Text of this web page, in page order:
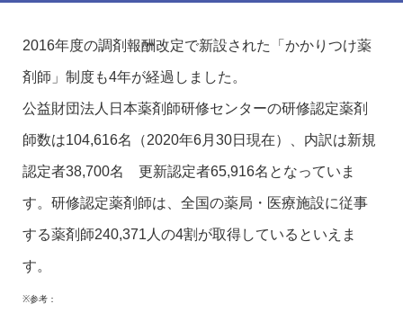
2016年度の調剤報酬改定で新設された「かかりつけ薬
剤師」制度も4年が経過しました。
公益財団法人日本薬剤師研修センターの研修認定薬剤
師数は104,616名（2020年6月30日現在）、内訳は新規
認定者38,700名 更新認定者65,916名となっていま
す。研修認定薬剤師は、全国の薬局・医療施設に従事
する薬剤師240,371人の4割が取得しているといえま
す。
※参考：